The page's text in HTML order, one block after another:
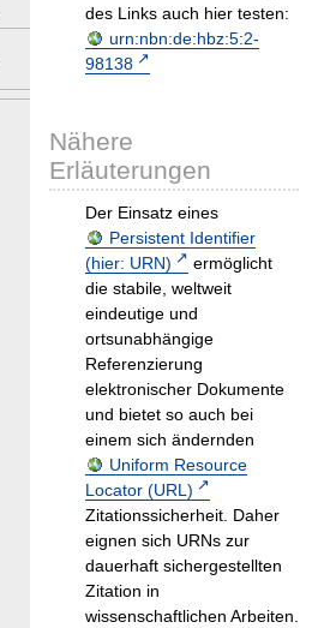
des Links auch hier testen:
urn:nbn:de:hbz:5:2-
98138
Nähere
Erläuterungen
Der Einsatz eines
Persistent Identifier
(hier: URN)
ermöglicht
die stabile, weltweit
eindeutige und
ortsunabhängige
Referenzierung
elektronischer Dokumente
und bietet so auch bei
einem sich ändernden
Uniform Resource
Locator (URL)
Zitationssicherheit. Daher
eignen sich URNs zur
dauerhaft sichergestellten
Zitation in
wissenschaftlichen Arbeiten.